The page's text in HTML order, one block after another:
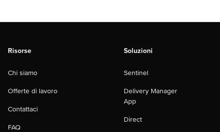
Risorse
Chi siamo
Offerte di lavoro
Contattaci
FAQ
Soluzioni
Sentinel
Delivery Manager
App
Direct